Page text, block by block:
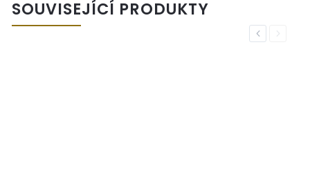
SOUVISEJÍCÍ PRODUKTY
PreviousNext